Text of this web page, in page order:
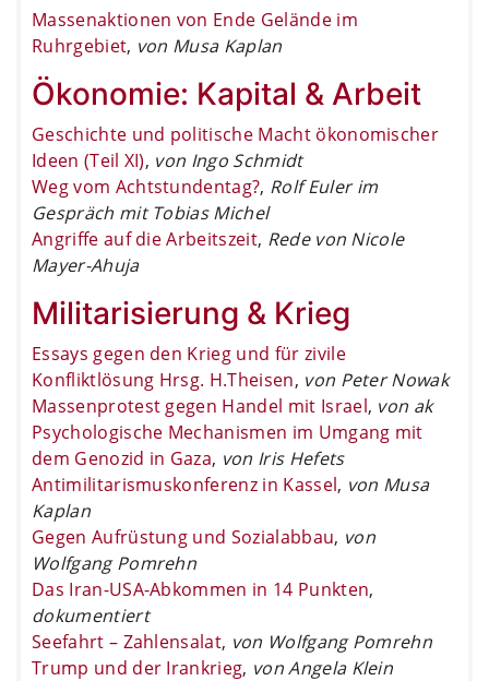
Massenaktionen von Ende Gelände im
Ruhrgebiet, von Musa Kaplan
Ökonomie: Kapital & Arbeit
Geschichte und politische Macht ökonomischer
Ideen (Teil XI), von Ingo Schmidt
Weg vom Achtstundentag?, Rolf Euler im
Gespräch mit Tobias Michel
Angriffe auf die Arbeitszeit, Rede von Nicole
Mayer-Ahuja
Militarisierung & Krieg
Essays gegen den Krieg und für zivile
Konfliktlösung Hrsg. H.Theisen, von Peter Nowak
Massenprotest gegen Handel mit Israel, von ak
Psychologische Mechanismen im Umgang mit
dem Genozid in Gaza, von Iris Hefets
Antimilitarismuskonferenz in Kassel, von Musa
Kaplan
Gegen Aufrüstung und Sozialabbau, von
Wolfgang Pomrehn
Das Iran-USA-Abkommen in 14 Punkten,
dokumentiert
Seefahrt – Zahlensalat, von Wolfgang Pomrehn
Trump und der Irankrieg, von Angela Klein